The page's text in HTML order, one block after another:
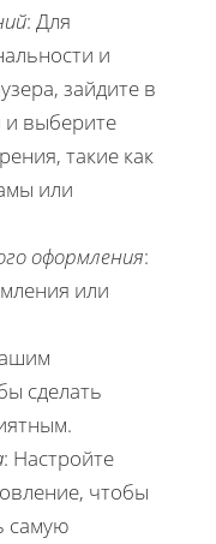
: Для
и
зайдите в
и выберите
такие как
или
оформления:
или
сделать
: Настройте
чтобы
самую